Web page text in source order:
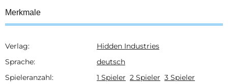
Merkmale
Produkteigenschaft
Wert
Verlag:
Hidden Industries
Sprache:
deutsch
Spieleranzahl:
1 Spieler 2 Spieler 3 Spieler